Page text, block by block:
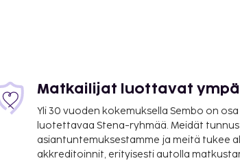
Matkailijat luottavat
Yli 30 vuoden kokemuksella Sembo on
luotettavaa Stena-ryhmää. Meidät
asiantuntemuksestamme ja meitä tukee
akkreditoinnit, erityisesti autolla